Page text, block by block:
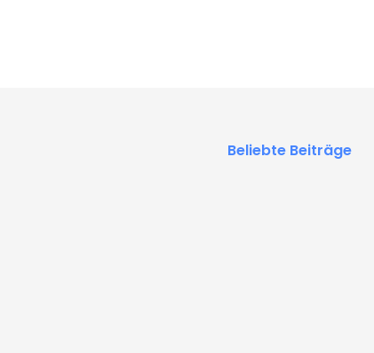
Beliebte Beiträge